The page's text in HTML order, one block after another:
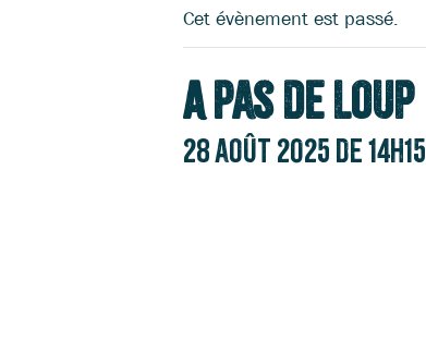
Cet évènement est passé.
A Pas de Loup
28 août 2025 de 14h15